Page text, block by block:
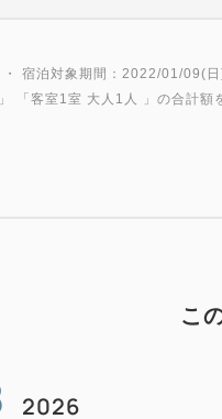
宿泊対象期間：2022/01/09(
」 「 客室1室 大人1人
」の合計額
こ
2026